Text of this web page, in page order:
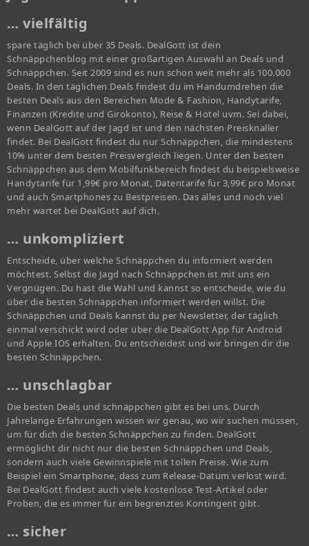
… vielfältig
spare täglich bei über 35 Deals. DealGott ist dein
Schnäppchenblog mit einer großartigen Auswahl an Deals und
Schnäppchen. Seit 2009 sind es nun schon weit mehr als 100.000
Deals. In den täglichen Deals findest du im Handumdrehen die
besten Deals aus den Bereichen Mode & Fashion, Handytarife,
Finanzen (Kredite und Girokonto), Reise & Hotel uvm. Sei dabei,
wenn DealGott auf der Jagd ist und den nächsten Preisknaller
findet. Bei DealGott findest du nur Schnäppchen, die mindestens
10% unter dem besten Preisvergleich liegen. Unter den besten
Schnäppchen aus dem Mobilfunkbereich findest du beispielsweise
Handytarife für 1,99€ pro Monat, Datentarife für 3,99€ pro Monat
und auch Smartphones zu Bestpreisen. Das alles und noch viel
mehr wartet bei DealGott auf dich.
… unkompliziert
Entscheide, über welche Schnäppchen du informiert werden
möchtest. Selbst die Jagd nach Schnäppchen ist mit uns ein
Vergnügen. Du hast die Wahl und kannst so entscheide, wie du
über die besten Schnäppchen informiert werden willst. Die
Schnäppchen und Deals kannst du per Newsletter, der täglich
einmal verschickt wird oder über die DealGott App für Android
und Apple IOS erhalten. Du entscheidest und wir bringen dir die
besten Schnäppchen.
… unschlagbar
Die besten Deals und schnäppchen gibt es bei uns. Durch
Jahrelange Erfahrungen wissen wir genau, wo wir suchen müssen,
um für dich die besten Schnäppchen zu finden. DealGott
ermöglicht dir nicht nur die besten Schnäppchen und Deals,
sondern auch viele Gewinnspiele mit tollen Preise. Wie zum
Beispiel ein Smartphone, dass zum Release-Datum verlost wird.
Bei DealGott findest auch viele kostenlose Test-Artikel oder
Proben, die es immer für ein begrenztes Kontingent gibt.
… sicher